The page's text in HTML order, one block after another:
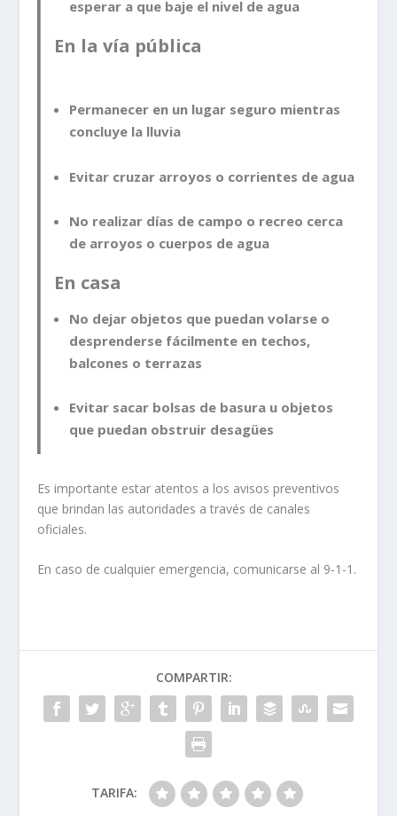
esperar a que baje el nivel de agua
En la vía pública
Permanecer en un lugar seguro mientras
concluye la lluvia
Evitar cruzar arroyos o corrientes de agua
No realizar días de campo o recreo cerca
de arroyos o cuerpos de agua
En casa
No dejar objetos que puedan volarse o
desprenderse fácilmente en techos,
balcones o terrazas
Evitar sacar bolsas de basura u objetos
que puedan obstruir desagües
Es importante estar atentos a los avisos preventivos
que brindan las autoridades a través de canales
oficiales.
En caso de cualquier emergencia, comunicarse al 9-1-1.
COMPARTIR:
TARIFA: